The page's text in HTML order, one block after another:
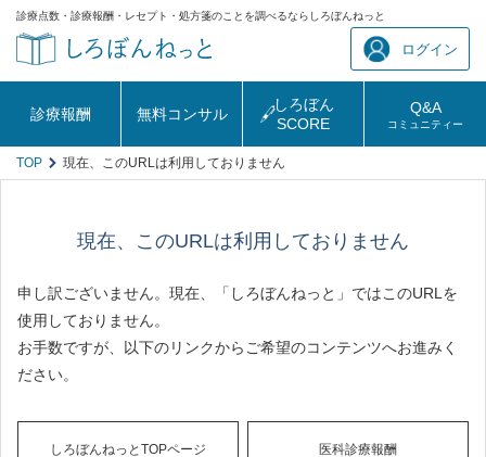
診療点数・診療報酬・レセプト・処方箋のことを調べるならしろぼんねっと
ログイン
診療報酬 無料コンサル
しろぼん
SCORE
Q&A
コミュニティー
TOP 現在、このURLは利用しておりません
現在、このURLは利用しておりません
申し訳ございません。現在、「しろぼんねっと」ではこのURLを
使用しておりません。
お手数ですが、以下のリンクからご希望のコンテンツへお進みく
ださい。
しろぼんねっとTOPページ 医科診療報酬